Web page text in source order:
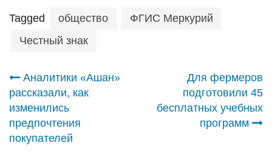
Tagged общество
ФГИС Меркурий
Честный знак
Навигация
по
записям
Аналитики «Ашан»
рассказали, как
изменились
предпочтения
покупателей
Для фермеров
подготовили 45
бесплатных учебных
программ